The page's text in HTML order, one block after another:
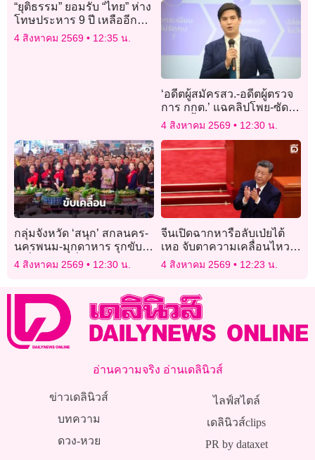
“ยุติธรรม” ยอมรับ “ไทย” ห่าง
โทษประหาร 9 ปี เหลืออีกแค่
ปีเดียวครบ 10 จะถูกยกเลิก
4 สิงหาคม 2569 12:35 น.
‘อดีตผู้สมัครสว.-อดีตผู้ตรวจ
การ กกต.’ แฉคลิปโพย-ซัด
ปล่อยฮั้ว ท้า’กกต.’ เปิดหีบ
ผิด’มาตรา157′
4 สิงหาคม 2569 12:30 น.
กลุ่มจังหวัด ‘สนุก’ สกลนคร-
นครพนม-มุกดาหาร รุกขับ
เคลื่อนท่องเที่ยวเชิง
4 สิงหาคม 2569 12:30 น.
จีนเปิดฉากหารือลับเป่ยไต้
เหอ จับตาความเคลื่อนไหว
ก่อนประชุมใหญ่พรรค
4 สิงหาคม 2569 12:23 น.
อ่านความจริง อ่านเดลินิวส์
ข่าวเดลินิวส์
บทความ
ดวง-หวย
ไลฟ์สไตล์
เดลินิวส์clips
PR by dataxet